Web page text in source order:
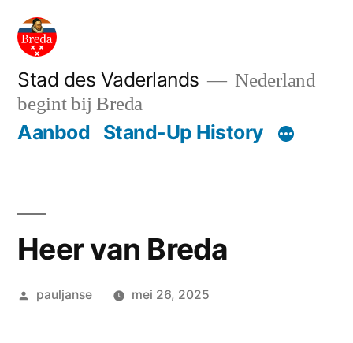
naar
inhoud
Stad des Vaderlands
Nederland
begint bij Breda
Aanbod Stand-Up History
Heer van Breda
Geplaatst
pauljanse mei 26, 2025